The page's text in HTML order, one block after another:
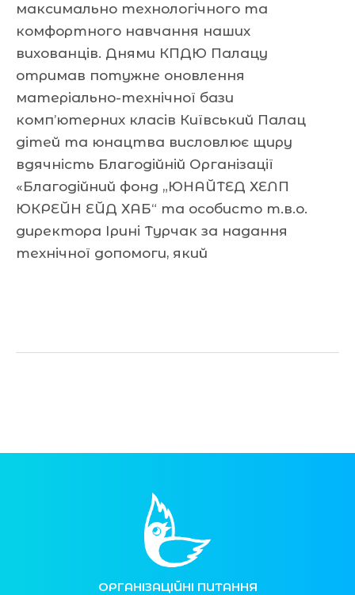
максимально технологічного та
комфортного навчання наших
вихованців. Днями КПДЮ Палацу
отримав потужне оновлення
матеріально-технічної бази
комп’ютерних класів Київський Палац
дітей та юнацтва висловлює щиру
вдячність Благодійній Організації
«Благодійний фонд „ЮНАЙТЕД ХЕЛП
ЮКРЕЙН ЕЙД ХАБ“ та особисто т.в.о.
директора Ірині Турчак за надання
технічної допомоги, який
ОРГАНІЗАЦІЙНІ ПИТАННЯ